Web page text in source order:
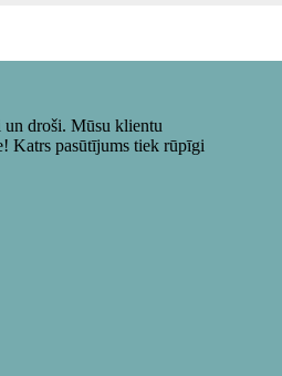
droši. Mūsu klientu
Katrs pasūtījums tiek rūpīgi